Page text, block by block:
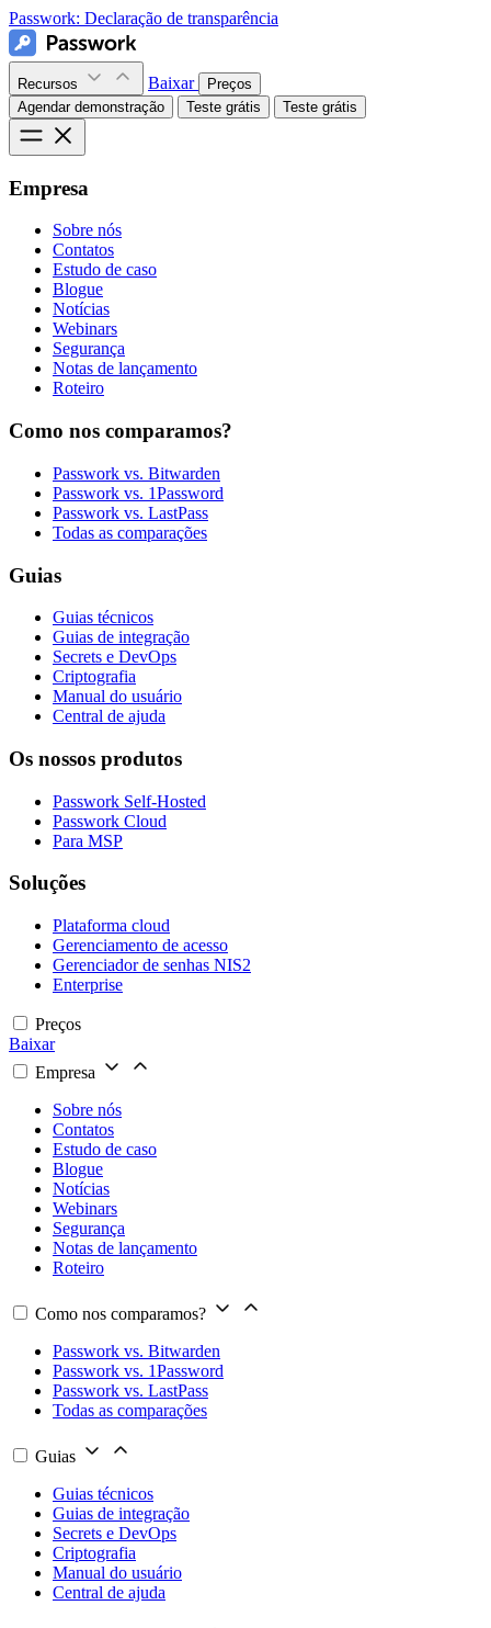
Passwork: Declaração de transparência
Recursos Baixar
Preços
Agendar demonstração
Teste grátis Teste grátis
Empresa
Sobre nós
Contatos
Estudo de caso
Blogue
Notícias
Webinars
Segurança
Notas de lançamento
Roteiro
Como nos comparamos?
Passwork vs. Bitwarden
Passwork vs. 1Password
Passwork vs. LastPass
Todas as comparações
Guias
Guias técnicos
Guias de integração
Secrets e DevOps
Criptografia
Manual do usuário
Central de ajuda
Os nossos produtos
Passwork Self-Hosted
Passwork Cloud
Para MSP
Soluções
Plataforma cloud
Gerenciamento de acesso
Gerenciador de senhas NIS2
Enterprise
Preços
Baixar
Empresa
Sobre nós
Contatos
Estudo de caso
Blogue
Notícias
Webinars
Segurança
Notas de lançamento
Roteiro
Como nos comparamos?
Passwork vs. Bitwarden
Passwork vs. 1Password
Passwork vs. LastPass
Todas as comparações
Guias
Guias técnicos
Guias de integração
Secrets e DevOps
Criptografia
Manual do usuário
Central de ajuda